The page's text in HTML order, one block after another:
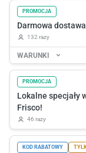
PROMOCJA
Darmowa
132 razy
WARUNKI
PROMOCJA
Lokalne specjały
Frisco!
46 razy
KOD RABATOWY